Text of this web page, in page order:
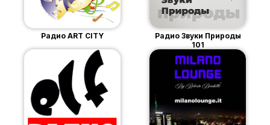
Радио ART CITY
Радио Звуки Природы
101